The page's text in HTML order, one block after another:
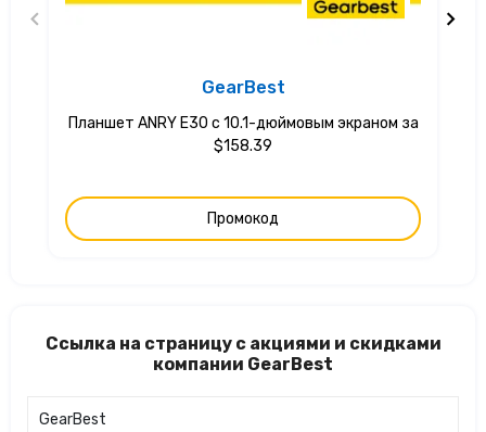
GearBest
Планшет ANRY E30 с 10.1-дюймовым экраном за
$158.39
Промокод
Ссылка на страницу с акциями и скидками
компании GearBest
GearBest